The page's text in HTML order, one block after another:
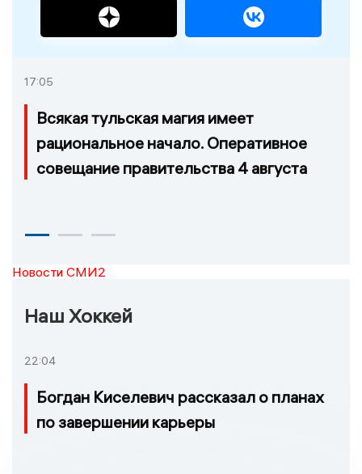
17:05
Всякая тульская магия имеет
рациональное начало. Оперативное
совещание правительства 4 августа
Новости СМИ2
Наш Хоккей
22:04
Богдан Киселевич рассказал о планах
по завершении карьеры